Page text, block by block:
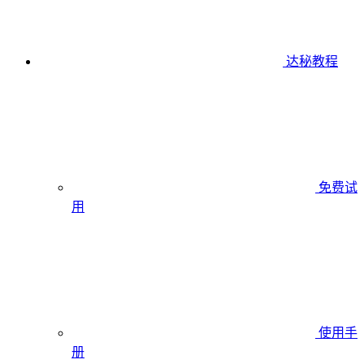
达秘教程
免费试
用
使用手
册